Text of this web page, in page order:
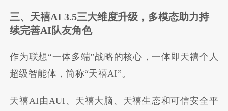
三、天禧AI 3.5三大维度升级，多模态助力持
续完善AI队友角色
作为联想“一体多端”战略的核心，一体即天禧个人
超级智能体，简称“天禧AI”。
天禧AI由AUI、天禧大脑、天禧生态和可信安全平